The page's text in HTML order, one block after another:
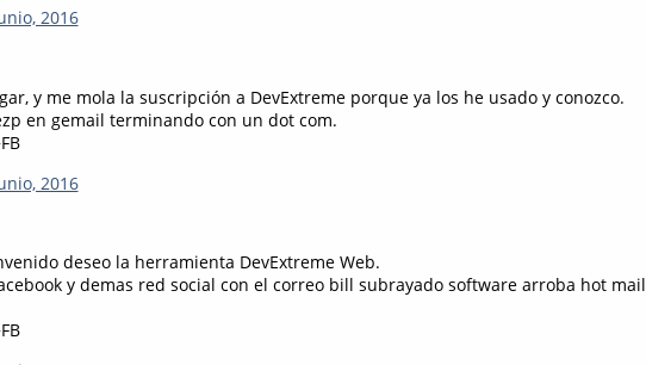
2016
y me mola la suscripción a DevExtreme porque ya los he usado y conozco.
en gemail terminando con un dot com.
2016
deseo la herramienta DevExtreme Web.
y demas red social con el correo bill subrayado software arroba hot mail